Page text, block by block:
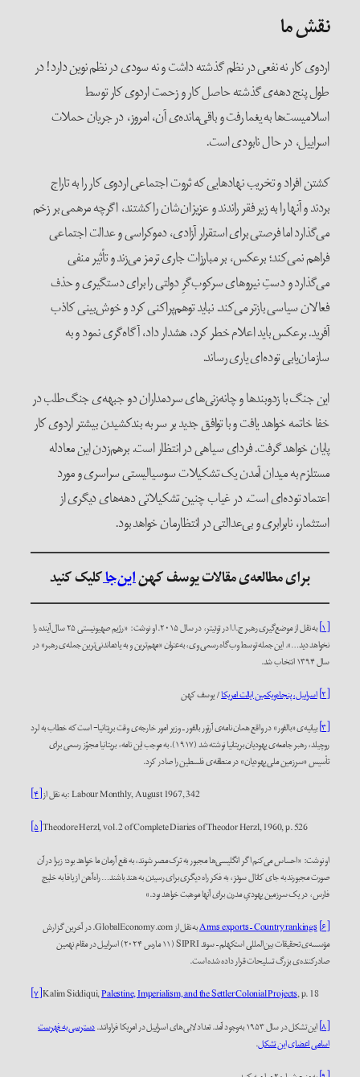
نقش ما
اردوی کار نه نفعی در نظم گذشته داشت و نه سودی در نظم نوین دارد! در
طول پنج دهه‌ی گذشته حاصل کار و زحمت اردوی کار توسط
اسلامیست‌ها به یغما رفت و باقی‌مانده‌ی آن، امروز، در جریان حملات
اسراییل، در حال نابودی است.
کشتن افراد و تخریب نهادهایی که ثروت اجتماعی اردوی کار را به تاراج
بردند و آنها را به زیر فقر راندند و عزیزان‌شان را کشتند، اگرچه مرهمی بر زخم
می‌گذارد اما فرصتی برای استقرار آزادی، دموکراسی و عدالت اجتماعی
فراهم نمی‌کند؛ برعکس، بر مبارزات جاری ترمز می‌زند و تأثیر منفی
می‌گذارد و دستِ نیروهای سرکوب‌گرِ دولتی را برای دستگیری و حذف
فعالان سیاسی بازتر می‌کند. نباید توهم‌پراکنی کرد و خوش‌بینی کاذب
آفرید. برعکس باید اعلام خطر کرد، هشدار داد، آگاه‌گری نمود و به
سازمان‌یابی توده‌ای یاری رساند.
این جنگ با زدوبندها و چانه‌زنی‌های سردمداران دو جبهه‌ی جنگ‌طلب در
خفا خاتمه خواهد یافت و با توافق جدید بر سر به بندکشیدن بیشتر اردوی کار
پایان خواهد گرفت. فردای سیاهی در انتظار است. برهم‌زدن این معادله
مستلزم به میدان آمدن یک تشکیلات سوسیالیستی سراسری و مورد
اعتماد توده‌ای است. در غیاب چنین تشکیلاتی دهه‌های دیگری از
استثمار، نابرابری و بی‌عدالتی در انتظارمان خواهد بود.
برای مطالعه‌ی مقالات یوسف کهناین‌جاکلیک کنید
[۱]
به نقل از موضع‌گیری رهبر ج.ا.ا در توئیتر، در سال ۲۰۱۵. او نوشت: «رژیم صهیونیستی ۲۵ سال آینده را
نخواهد دید…». این جمله توسط وب‌گاه رسمی وی، به‌عنوان «مهم‌ترین و به یادماندنی‌ترین جمله‌ی رهبر» در
سال ۱۳۹۴ انتخاب شد.
[۲] اسراییل، پنجاه‌ویکمین ایالت امریکا/ یوسف کهن
[۳] بیانیه‌‌ی «بالفور» در واقع همان نامه‌ی آرتور بالفور ـ وزیر امور خارجه‌ی وقت بریتانیا- است که خطاب به لرد
روچیلد، رهبر جامعه‌ی یهودیان بریتانیا نوشته شد (۱۹۱۷). به موجب این نامه، بریتانیا مجوّز رسمی برای
تأسیس «سرزمین ملی یهودیان» در منطقه‌ی فلسطین را صادر کرد.
[۴] به نقل از: Labour Monthly, August 1967, 342
[۵]Theodore Herzl, vol. 2 of Complete Diaries of Theodor Herzl, 1960, p. 526
او نوشت: «احساس می‌کنم اگر انگلیسی‌ها مجبور به ترک مصر شوند، به نفع آرمان ما خواهد بود؛ زیرا در آن
صورت مجبورند به جای کانال سوئز، به فکر راه دیگری برای رسیدن به هند باشند… راه‌آهن از یافا به خلیج
فارس، در یک سرزمین یهودیِ مدرن برای آنها موهبت خواهد بود.»
[۶] Arms exports – Country rankings
به نقل از GlobalEconomy.com. در آخرین گزارش
مؤسسه‌ی تحقیقات بین‌المللی استکهلم – سوئد SIPRI (۱۱ مارس ۲۰۲۴) اسراییل در مقام نهمین
صادرکننده‌ی بزرگ تسلیحات قرار داده شده است.
[۷]Kalim Siddiqui,Palestine, Imperialism, and the Settler Colonial Projects, p. 18
[۸] این تشکل در سال ۱۹۵۳ به‌وجود آمد. تعداد لابی‌های اسراییل در امریکا فراوانند.
دسترسی به فهرست
اسامی اعضای این تشکل.